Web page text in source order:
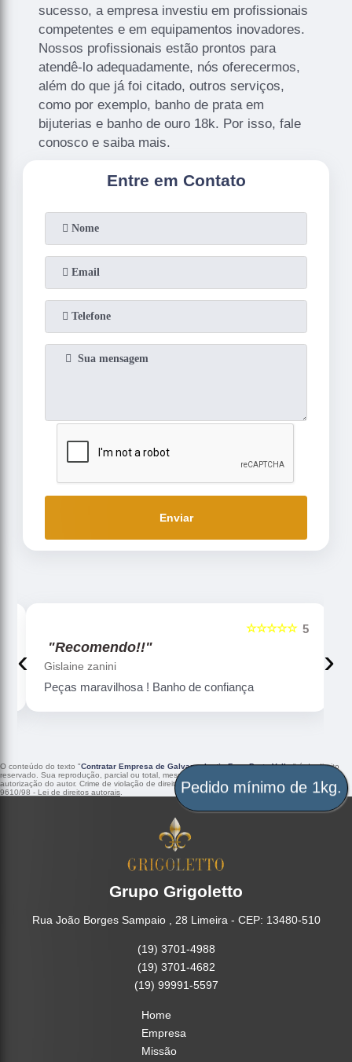
sucesso, a empresa investiu em profissionais
competentes e em equipamentos inovadores.
Nossos profissionais estão prontos para
atendê-lo adequadamente, nós oferecermos,
além do que já foi citado, outros serviços,
como por exemplo, banho de prata em
bijuterias e banho de ouro 18k. Por isso, fale
conosco e saiba mais.
Entre em Contato
Enviar
5
☆☆☆☆☆
"Recomendo!!"
Gislaine zanini
Peças maravilhosa ! Banho de confiança
‹ ›
O conteúdo do texto "Contratar Empresa de Galvanoplastia Fogo Porto Velho" é de direito
reservado. Sua reprodução, parcial ou total, mesmo citando nossos links, é proibida sem a
autorização do autor. Crime de violação de direito autoral – artigo 184 do Código Penal –Lei
9610/98 - Lei de direitos autorais
Grupo Grigoletto
Rua João Borges Sampaio , 28 Limeira - CEP: 13480-510
(19) 3701-4988
(19) 3701-4682
(19) 99991-5597
Home
Empresa
Missão
Pedido mínimo de 1kg.